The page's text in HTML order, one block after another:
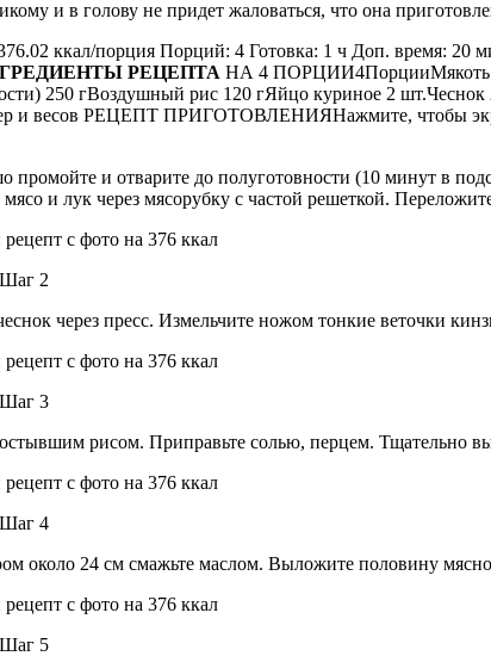
и в голову не придет жаловаться, что она
ккал/порция Порций: 4 Готовка: 1 ч Доп. время: 20
РЕЦЕПТА НА 4 ПОРЦИИ4ПорцииМякоть
250 гВоздушный рис 120 гЯйцо куриное 2
и весов РЕЦЕПТ ПРИГОТОВЛЕНИЯНажмите, чтобы
промойте и отварите до полуготовности (10 минут в
и лук через мясорубку с частой решеткой.
2
через пресс. Измельчите ножом тонкие веточки
Шаг 3
рисом. Приправьте солью, перцем. Тщательно
Шаг 4
около 24 см смажьте маслом. Выложите половину
Шаг 5